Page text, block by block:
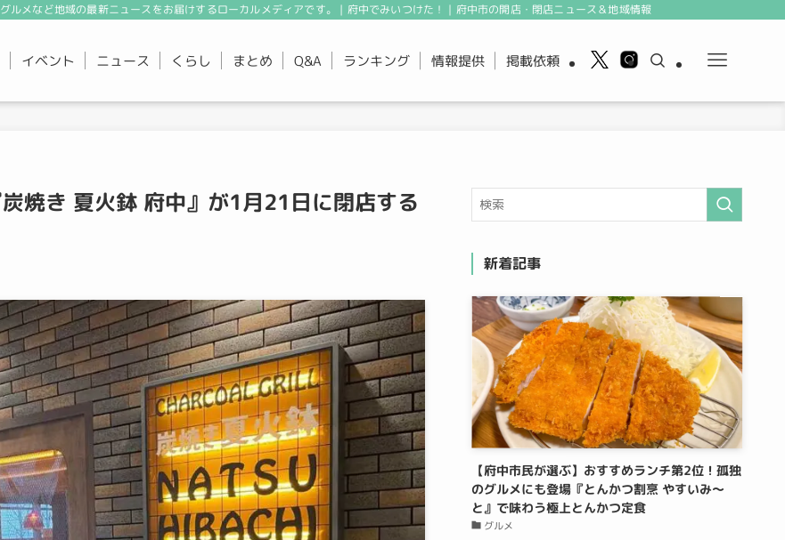
メなど地域の最新ニュースをお届けするローカルメディアです。 | 府中でみいつけた！｜府中市の開店・閉店ニュース＆地域情報
イベント ニュース くらし まとめ Q&A ランキング 情報提供 掲載依頼
焼き 夏火鉢 府中』が1月21日に閉店する
新着記事
【府中市民が選ぶ】おすすめランチ第2位！孤独
のグルメにも登場『とんかつ割烹 やすいみ〜
と』で味わう極上とんかつ定食
グルメ